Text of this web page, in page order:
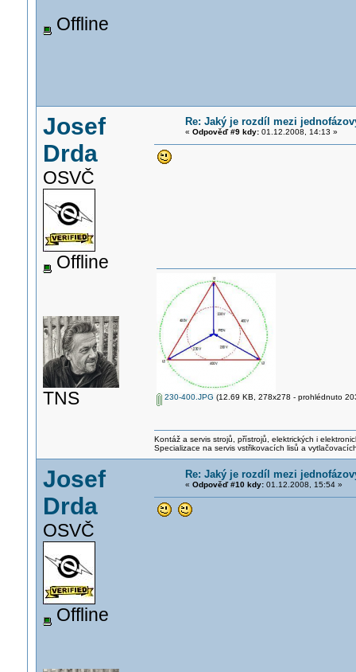
Offline
Josef
Drda
OSVČ
Offline
TNS
Re: Jaký je rozdíl mezi
« Odpověď #9 kdy:01.12.2008, 14:13 »
230-400.JPG (12.69 KB, 278x278 - prohlédnuto
Kontáž a servis strojů, přístrojů, elektrických i
Specializace na servis vstřikovacích lisů a
Josef
Drda
OSVČ
Offline
Re: Jaký je rozdíl mezi
« Odpověď #10 kdy:01.12.2008, 15:54 »